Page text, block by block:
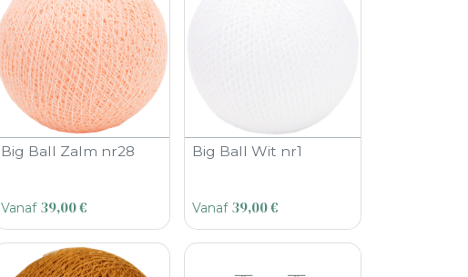
Big Ball Zalm nr28
Vanaf 39,00€
Big Ball Wit nr1
Vanaf 39,00€